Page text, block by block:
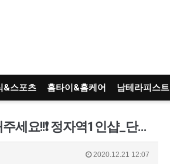
&스포츠 홈타이&홈케어 남테라피스트
분당1인샵_단아&amp;유아 ❗예약폭주❗언제마감 될지 몰라요~❗빨리예약해주세요!!❗ 정자역1인샵_단아&amp…
2020.12.21 12:07